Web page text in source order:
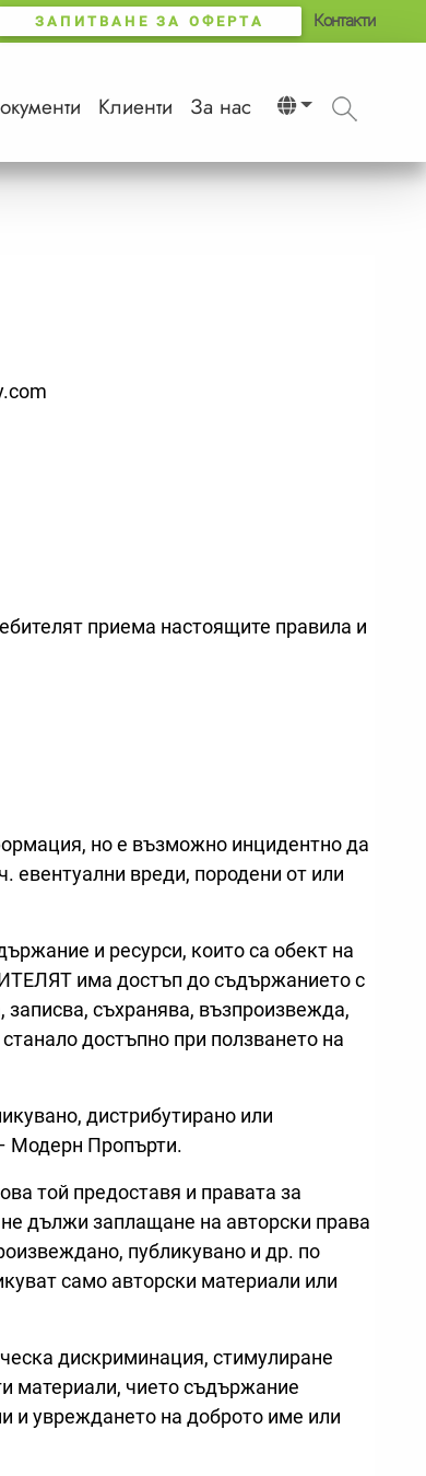
ЗАПИТВАНЕ ЗА ОФЕРТА Контакти
Клиенти За нас
приема настоящите правила и
но е възможно инцидентно да
евентуални вреди, породени от или
и ресурси, които са обект на
има достъп до съдържанието с
съхранява, възпроизвежда,
достъпно при ползването на
дистрибутирано или
Модерн Пропърти.
той предоставя и правата за
дължи заплащане на авторски права
публикувано и др. по
само авторски материали или
дискриминация, стимулиране
материали, чието съдържание
и увреждането на доброто име или